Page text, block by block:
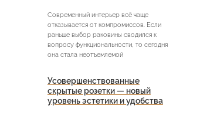
Современный интерьер всё чаще
отказывается от компромиссов. Если
раньше выбор раковины сводился к
вопросу функциональности, то сегодня
она стала неотъемлемой
Усовершенствованные
скрытые розетки — новый
уровень эстетики и удобства